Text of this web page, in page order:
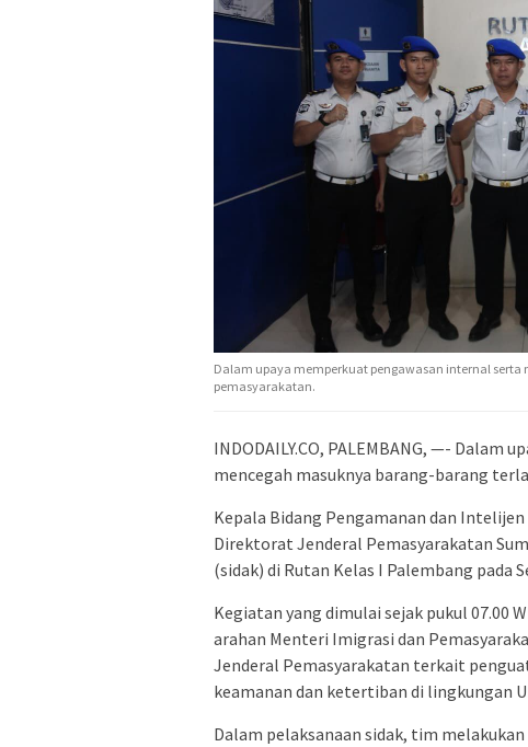
Dalam upaya memperkuat pengawasan internal
pemasyarakatan.
INDODAILY.CO, PALEMBANG, —- Dalam
mencegah masuknya barang-barang
Kepala Bidang Pengamanan dan
Direktorat Jenderal Pemasyarakatan
(sidak) di Rutan Kelas I Palembang pada
Kegiatan yang dimulai sejak pukul 07.00
arahan Menteri Imigrasi dan
Jenderal Pemasyarakatan terkait
keamanan dan ketertiban di lingkungan
Dalam pelaksanaan sidak, tim